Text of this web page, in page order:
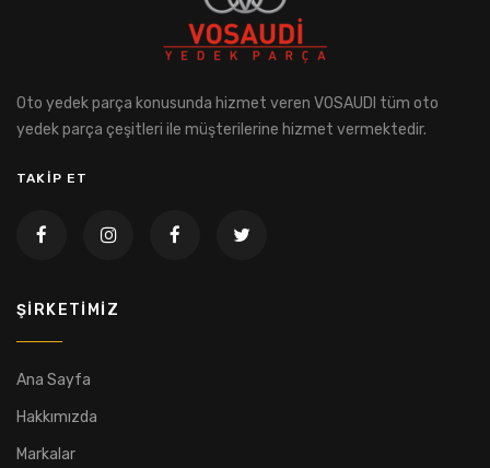
Oto yedek parça konusunda hizmet veren VOSAUDI tüm oto
yedek parça çeşitleri ile müşterilerine hizmet vermektedir.
TAKİP ET
ŞIRKETIMIZ
Ana Sayfa
Hakkımızda
Markalar